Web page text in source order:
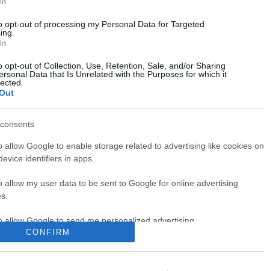
opt-out of processing my Personal Data for Targeted
opt-out of Collection, Use, Retention, Sale, and/or Sharing
Data that Is Unrelated with the Purposes for which it
allow Google to enable storage related to advertising like cookies on
identifiers in apps.
allow my user data to be sent to Google for online advertising
allow Google to send me personalized advertising.
allow Google to enable storage related to analytics like cookies on
CONFIRM
Falcao podría ser titular.
jornada 25 Comunio
4 millones de valor de mercado y 10 o más puntos
triunfadores de la jornada 25 de Comunio y podrían
en los próximos días.